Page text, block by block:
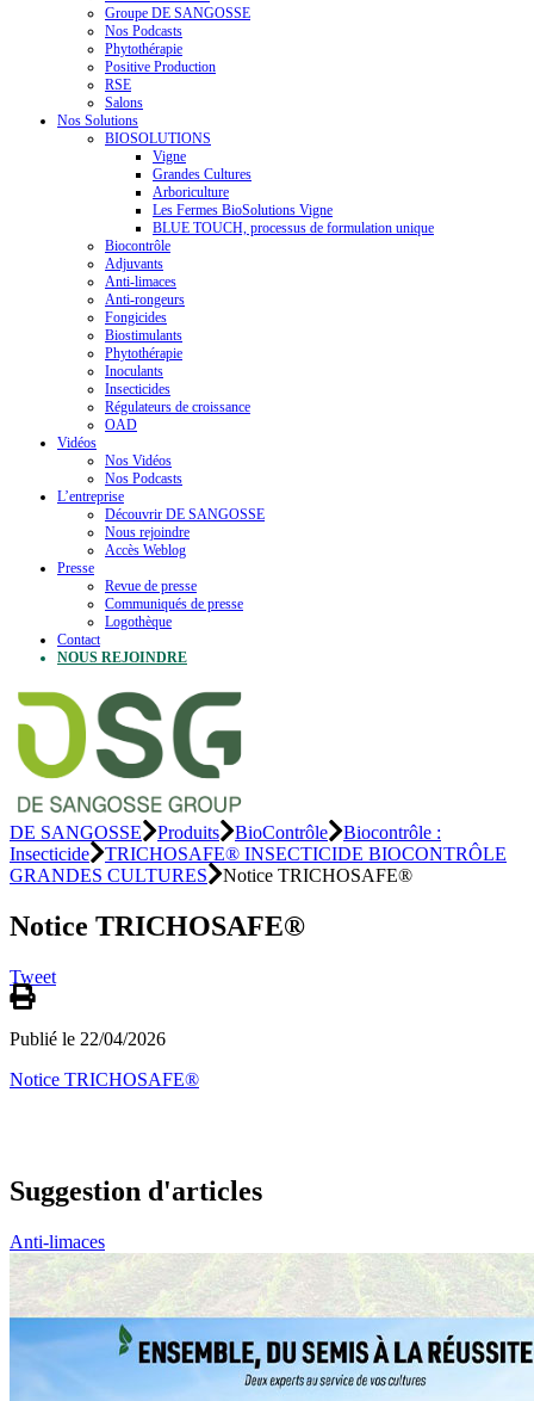
Groupe DE SANGOSSE
Nos Podcasts
Phytothérapie
Positive Production
RSE
Salons
Nos Solutions
BIOSOLUTIONS
Vigne
Grandes Cultures
Arboriculture
Les Fermes BioSolutions Vigne
BLUE TOUCH, processus de formulation unique
Biocontrôle
Adjuvants
Anti-limaces
Anti-rongeurs
Fongicides
Biostimulants
Phytothérapie
Inoculants
Insecticides
Régulateurs de croissance
OAD
Vidéos
Nos Vidéos
Nos Podcasts
L’entreprise
Découvrir DE SANGOSSE
Nous rejoindre
Accès Weblog
Presse
Revue de presse
Communiqués de presse
Logothèque
Contact
NOUS REJOINDRE
DE SANGOSSE Produits BioContrôle
Biocontrôle :
Insecticide
TRICHOSAFE® INSECTICIDE BIOCONTRÔLE
GRANDES CULTURES
Notice TRICHOSAFE®
Notice TRICHOSAFE®
Tweet
Publié le 22/04/2026
Notice TRICHOSAFE®
Suggestion d'articles
Anti-limaces